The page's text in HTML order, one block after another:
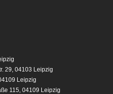
29, 04103 Leipzig
Leipzig
115, 04109 Leipzig